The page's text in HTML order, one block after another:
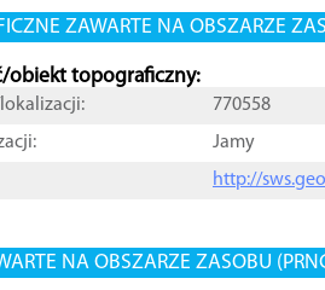
ZAWARTE NA OBSZARZE
obiekt topograficzny:
770558
Jamy
http://
NA OBSZARZE ZASOBU